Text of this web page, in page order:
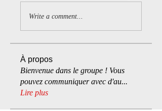
Write a comment...
À propos
Bienvenue dans le groupe ! Vous
pouvez communiquer avec d'au...
Lire plus